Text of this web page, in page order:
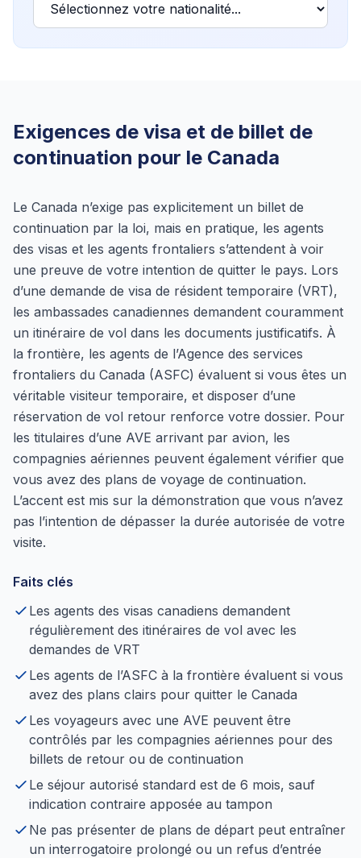
Exigences de visa et de billet de
continuation pour le Canada
Le Canada n’exige pas explicitement un billet de
continuation par la loi, mais en pratique, les agents
des visas et les agents frontaliers s’attendent à voir
une preuve de votre intention de quitter le pays. Lors
d’une demande de visa de résident temporaire (VRT),
les ambassades canadiennes demandent couramment
un itinéraire de vol dans les documents justificatifs. À
la frontière, les agents de l’Agence des services
frontaliers du Canada (ASFC) évaluent si vous êtes un
véritable visiteur temporaire, et disposer d’une
réservation de vol retour renforce votre dossier. Pour
les titulaires d’une AVE arrivant par avion, les
compagnies aériennes peuvent également vérifier que
vous avez des plans de voyage de continuation.
L’accent est mis sur la démonstration que vous n’avez
pas l’intention de dépasser la durée autorisée de votre
visite.
Faits clés
Les agents des visas canadiens demandent
régulièrement des itinéraires de vol avec les
demandes de VRT
Les agents de l’ASFC à la frontière évaluent si vous
avez des plans clairs pour quitter le Canada
Les voyageurs avec une AVE peuvent être
contrôlés par les compagnies aériennes pour des
billets de retour ou de continuation
Le séjour autorisé standard est de 6 mois, sauf
indication contraire apposée au tampon
Ne pas présenter de plans de départ peut entraîner
un interrogatoire prolongé ou un refus d’entrée